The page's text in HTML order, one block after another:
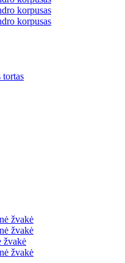
korpusas
korpusas
žvakė
žvakė
žvakė
žvakė